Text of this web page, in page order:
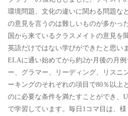
環境問題、文化の違いに関わる問題な
の意見を言うのは難しいものが多かっ
国から来ているクラスメイトの意見を
英語だけではない学びができたと思いま
ELAに通い始めてから約2か月後の月
ー、グラマー、リーディング、リスニ
ーキングのそれぞれの項目で80％以上
のに必要な条件を満たすことができ、
で学習しています。毎日1コマ目は、